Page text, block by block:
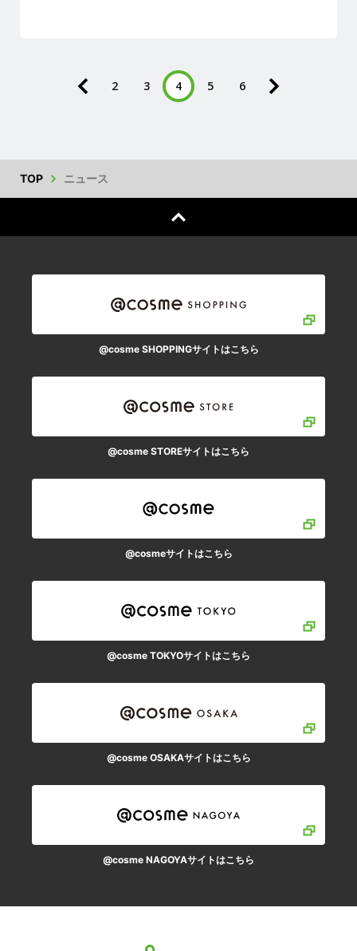
2 3 4 5 6
TOP ニュース
@cosme SHOPPINGサイトはこちら
@cosme STOREサイトはこちら
@cosmeサイトはこちら
@cosme TOKYOサイトはこちら
@cosme OSAKAサイトはこちら
@cosme NAGOYAサイトはこちら